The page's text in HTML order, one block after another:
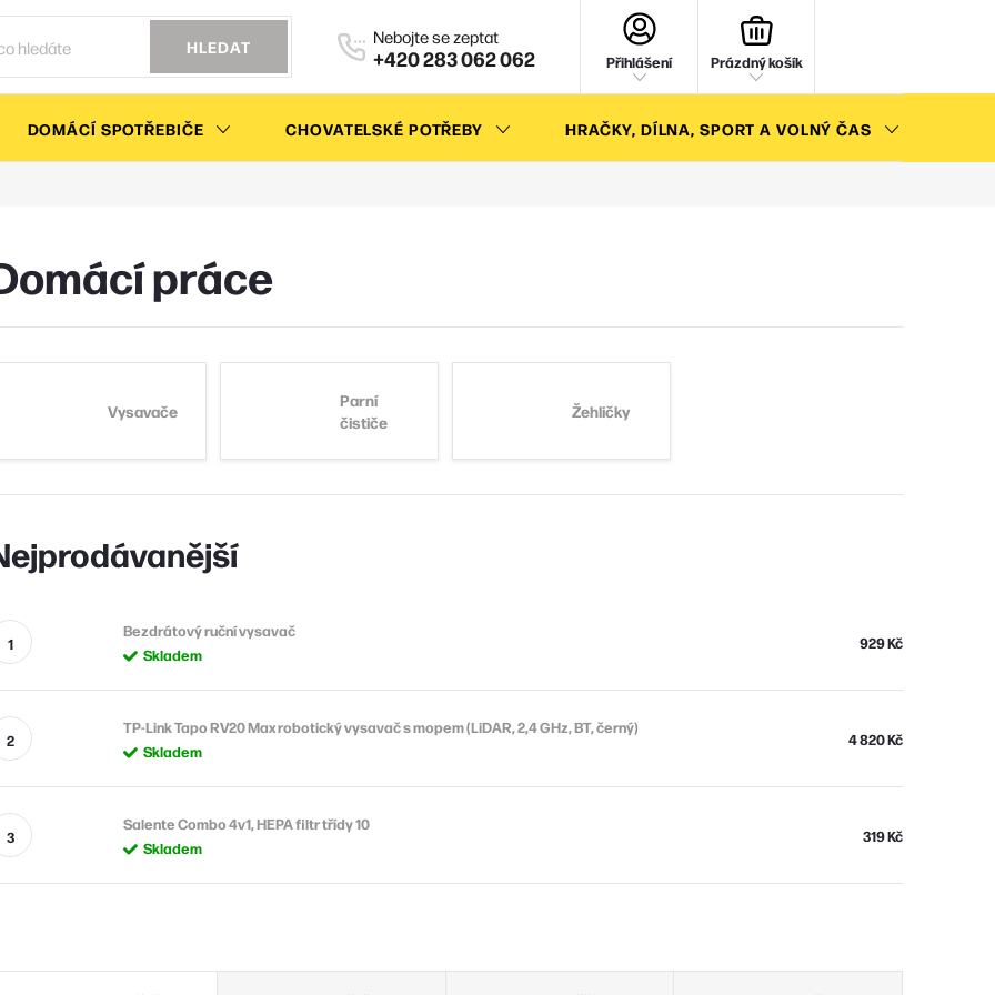
HLEDAT +420 283 062 062 Přihlášení Prázdný košík
DOMÁCÍ SPOTŘEBIČE CHOVATELSKÉ POTŘEBY HRAČKY, DÍLNA, SPORT A VOLNÝ ČAS
práce
Vysavače
Parní
čističe
Žehličky
Bezdrátový ruční vysavač
Skladem
929 Kč
TP-Link Tapo RV20 Max robotický vysavač s mopem (LiDAR, 2,4 GHz, BT, černý)
Skladem
4 820 Kč
Salente Combo 4v1, HEPA filtr třídy 10
Skladem
319 Kč